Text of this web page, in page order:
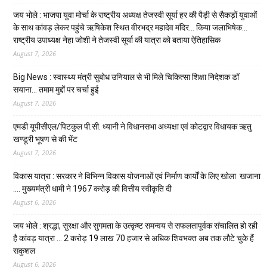
जय भोले : भाजपा युवा मोर्चा के राष्ट्रीय अध्यक्ष तेजस्वी सूर्या हर की पैड़ी से सैकड़ों युवाओं
के साथ कांवड़ लेकर पहुंचे ऋषिकेश स्थित वीरभद्र महादेव मंदिर… किया जलाभिषेक…
राष्ट्रीय उपाध्यक्ष नेहा जोशी ने तेजस्वी सूर्या की यात्रा को बताया ऐतिहासिक
August 7, 2026
Big News : स्वास्थ्य मंत्री सुबोध उनियाल से भी मिले चिकित्सा शिक्षा निदेशक डॉ
सयाना… तमाम मुद्दों पर चर्चा हुई
August 7, 2026
एमडी यूपीसीएल/पिटकुल पी.सी. ध्यानी ने विधानसभा अध्यक्षा एवं कोटद्वार विधायक ऋतु
खण्डूरी भूषण से की भेंट
August 7, 2026
विकास यात्रा : सरकार ने विभिन्न विकास योजनाओं एवं निर्माण कार्यों के लिए खोला खजाना
…. मुख्यमंत्री धामी ने ₹1967 करोड़ की वित्तीय स्वीकृति दी
August 6, 2026
जय भोले : श्रद्धा, सुरक्षा और सुगमता के उत्कृष्ट समन्वय से सफलतापूर्वक संचालित हो रही
है कांवड़ यात्रा … 2 करोड़ 19 लाख 70 हजार से अधिक शिवभक्त अब तक लौटे चुके हैं
सकुशल
August 6, 2026